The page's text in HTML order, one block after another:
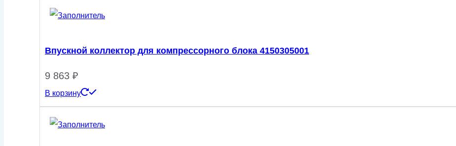
Впускной коллектор для компрессорного блока 4150305001
9 863 ₽
В корзину